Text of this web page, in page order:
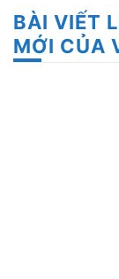
BÀI VIẾT
MỚI CỦA